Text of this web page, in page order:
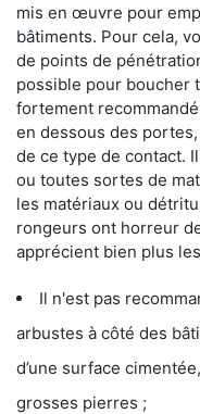
mis en œuvre pour
bâtiments. Pour cela,
de points de
possible pour boucher
fortement
en dessous des
de ce type de contact.
ou toutes sortes de
les matériaux ou
rongeurs ont horreur
apprécient bien plus
Il n'est pas
arbustes à côté des
d’une surface
grosses pierres ;